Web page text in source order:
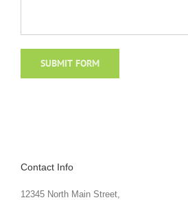
Contact Info
12345 North Main Street,